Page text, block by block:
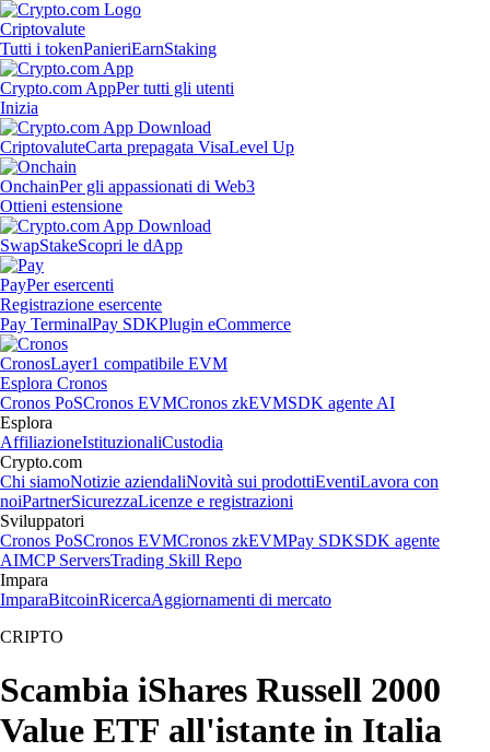
Criptovalute
Tutti i tokenPanieriEarnStaking
Crypto.com AppPer tutti gli utenti
Inizia
CriptovaluteCarta prepagata VisaLevel Up
OnchainPer gli appassionati di Web3
Ottieni estensione
SwapStakeScopri le dApp
PayPer esercenti
Registrazione esercente
Pay TerminalPay SDKPlugin eCommerce
CronosLayer1 compatibile EVM
Esplora Cronos
Cronos PoSCronos EVMCronos zkEVMSDK agente AI
Esplora
AffiliazioneIstituzionaliCustodia
Crypto.com
Chi siamoNotizie aziendaliNovità sui prodottiEventiLavora con
noiPartnerSicurezzaLicenze e registrazioni
Sviluppatori
Cronos PoSCronos EVMCronos zkEVMPay SDKSDK agente
AIMCP ServersTrading Skill Repo
Impara
ImparaBitcoinRicercaAggiornamenti di mercato
CRIPTO
Scambia iShares Russell 2000
Value ETF all'istante in Italia